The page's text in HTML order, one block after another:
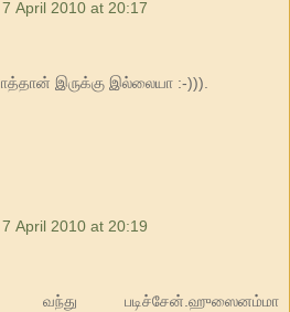
7 April 2010 at 20:17
இருக்கு இல்லையா :-))).
7 April 2010 at 20:19
வந்து படிச்சேன்.ஹுஸைனம்மா